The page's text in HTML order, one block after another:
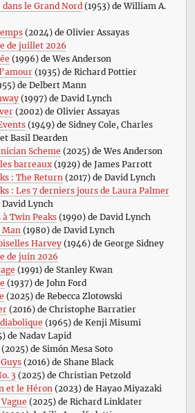
le Grand Nord(1953) de William A.
(2024) de Olivier Assayas
de juillet 2026
(1996) de Wes Anderson
(1935) de Richard Pottier
de Delbert Mann
(1997) de David Lynch
(2002) de Olivier Assayas
(1949) de Sidney Cole, Charles
Basil Dearden
Scheme (2025) de Wes Anderson
barreaux(1929) de James Parrott
: The Return(2017) de David Lynch
: Les 7 derniers jours de Laura Palmer
David Lynch
Twin Peaks(1990) de David Lynch
Man(1980) de David Lynch
Harvey(1946) de George Sidney
de juin 2026
(1991) de Stanley Kwan
(1937) de John Ford
(2025) de Rebecca Zlotowski
(2016) de Christophe Barratier
(1965) de Kenji Misumi
de Nadav Lapid
(2025) de Simón Mesa Soto
(2016) de Shane Black
3 (2025) de Christian Petzold
et le Héron(2023) de Hayao Miyazaki
(2025) de Richard Linklater